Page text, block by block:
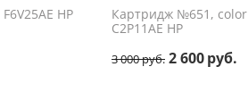
HP
Картридж №651, color
C2P11AE HP
3 000руб. 2 600руб.